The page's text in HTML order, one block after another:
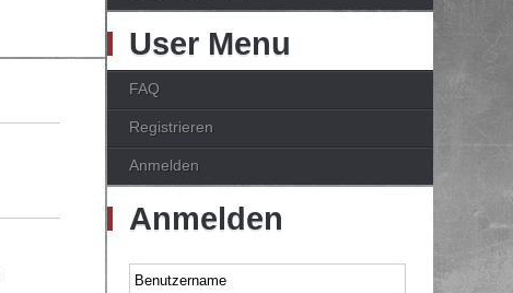
User Menu
FAQ
Registrieren
Anmelden
Anmelden